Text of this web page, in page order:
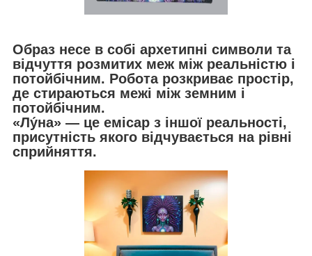
Образ несе в собі архетипні символи та
відчуття розмитих меж між реальністю і
потойбічним. Робота розкриває простір,
де стираються межі між земним і
потойбічним.
«Лу́на» — це емісар з іншої реальності,
присутність якого відчувається на рівні
сприйняття.